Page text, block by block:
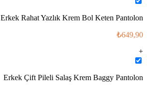
Erkek Rahat Yazlık Krem Bol Keten Pantolon
₺649,90
+
Erkek Çift Pileli Salaş Krem Baggy Pantolon